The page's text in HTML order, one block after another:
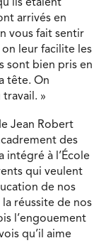
étaient
arrivés en
vous fait sentir
leur facilite les
sont bien pris en
tête. On
travail. »
Jean Robert
des
intégré à l’École
qui veulent
de nos
réussite de nos
l’engouement
qu’il aime